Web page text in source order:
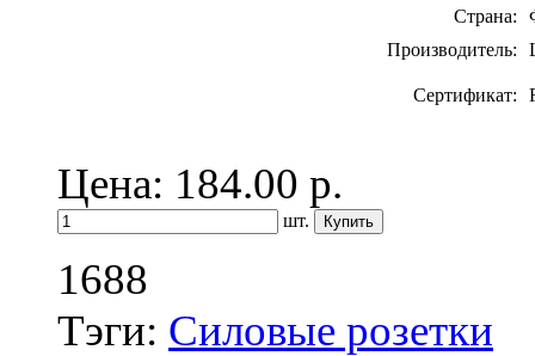
Страна:
Производитель:
Сертификат:
Цена: 184.00 р.
шт.
1688
Тэги: Силовые розетки